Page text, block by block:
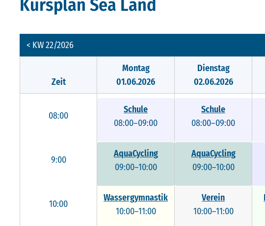
Kursplan Sea Land
< KW 22/2026
Zeit
Montag
01.06.2026
Dienstag
02.06.2026
08:00
9:00
10:00
Schule
08:00–09:00
AquaCycling
09:00–10:00
Wassergymnastik
10:00–11:00
Schule
08:00–09:00
AquaCycling
09:00–10:00
Verein
10:00–11:00